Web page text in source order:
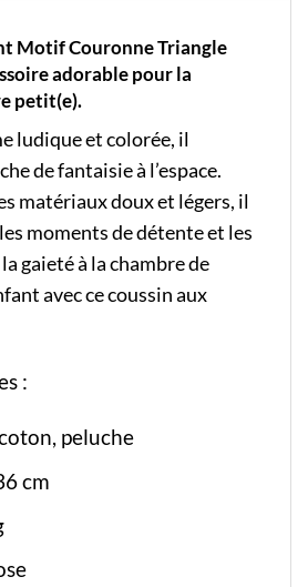
Motif Couronne Triangle
adorable pour la
petit(e).
ludique et colorée, il
de fantaisie à l’espace.
matériaux doux et légers, il
moments de détente et les
gaieté à la chambre de
avec ce coussin aux
:
peluche
cm